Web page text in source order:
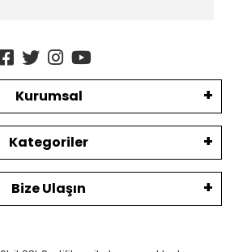
Kurumsal
Kategoriler
Bize Ulaşın